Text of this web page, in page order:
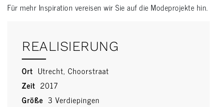
Für mehr Inspiration vereisen wir Sie auf die Modeprojekte hin.
REALISIERUNG
Ort Utrecht, Choorstraat
Zeit 2017
Größe 3 Verdiepingen